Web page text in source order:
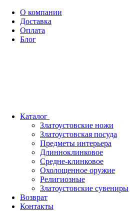
О компании
Доставка
Оплата
Блог
Каталог
Златоустовские ножи
Златоустовская посуда
Предметы интерьера
Длинноклинковое
Средне-клинковое
Охолощенное оружие
Религиозные
Златоустовские сувениры
Возврат
Контакты